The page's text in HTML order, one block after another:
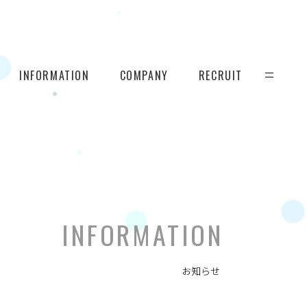
INFORMATION COMPANY RECRUIT
INFORMATION
お知らせ